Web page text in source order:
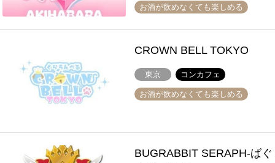
お酒が飲めなくても楽しめる
CROWN BELL TOKYO
東京 コンカフェ
お酒が飲めなくても楽しめる
BUGRABBIT SERAPH-ばぐ